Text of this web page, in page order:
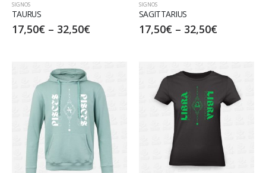
SIGNOS
TAURUS
17,50€ – 32,50€
SIGNOS
SAGITTARIUS
17,50€ – 32,50€